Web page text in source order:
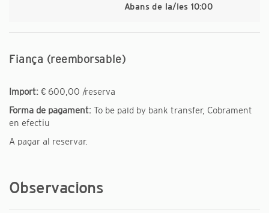
Abans de la/les 10:00
Fiança (reemborsable)
Import: € 600,00 /reserva
Forma de pagament: To be paid by bank transfer, Cobrament
en efectiu
A pagar al reservar.
Observacions